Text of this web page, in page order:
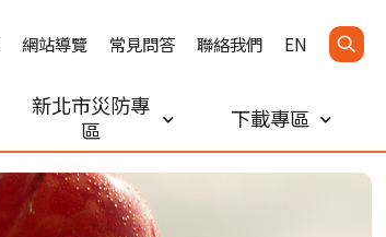
網站導覽 常見問答 聯絡我們 EN
新北市災防專
區
下載專區